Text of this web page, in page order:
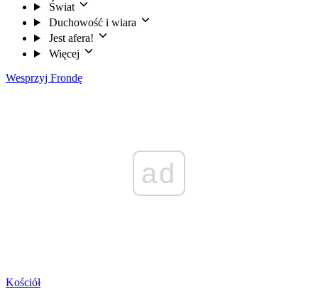
Świat
Duchowość i wiara
Jest afera!
Więcej
Wesprzyj Frondę
ad
Kościół